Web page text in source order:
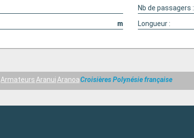
Nb de passagers :
m Longueur :
ArmateursAranuiAranoaCroisières Polynésie française